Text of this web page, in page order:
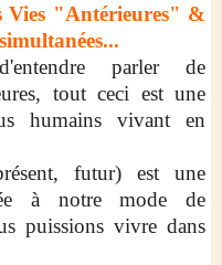
"Antérieures" &
parler de
tout ceci est une
humains vivant en
futur) est une
à notre mode de
puissions vivre dans